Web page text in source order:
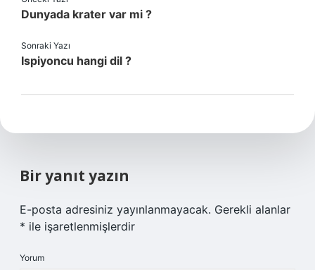
Dunyada krater var mi ?
Sonraki Yazı
Ispiyoncu hangi dil ?
Bir yanıt yazın
E-posta adresiniz yayınlanmayacak. Gerekli alanlar
* ile işaretlenmişlerdir
Yorum